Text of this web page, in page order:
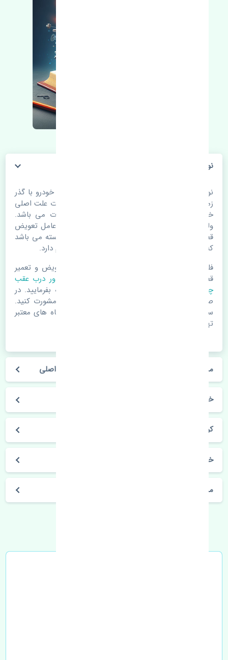
نوار دور درب عقب چپ کیا کوریس اصلی
نوار دور درب عقب چپ کیا کوریس اصلی. قطعات خودرو با گذر
زمان و طی مسافت مستحلک می شوند. اغلب اوقات علت اصلی
خرابی لوازم یدکی اتومبیل مستحلک شدن قطعات می باشد.
ولی دلایلی مثل تصادفات و حوادث نیز می تواند عامل تعویض
قطعات یدکی باشد. خودرو مجموعه ای به هم پیوسته می باشد
که هر قطعه روی قطعه یا قطعات دیگر تاثیر مستقیم دارد.
فلذا در صورت خرابی در اسرع زمان نسبت به تعویض و تعمیر
قطعات یدکی اقدام فرمایید. در زمان
خرید نوار دور درب عقب
چپ
به اصلی بودن و کیفیت قطعات بسیار توجه بفرمایید. در
صورت نیاز با مکانیک و کارشناسان در این زمینه مشورت کنید.
سعی خود را بفرمایید تا قطعات یدکی را از فروشگاه های معتبر
تهیه بفرمایید.
مشخصات فنی نوار دور درب عقب چپ کیا کوریس اصلی
خودروسازی کیا
کوریس
خرید نوار دور درب عقب چپ کیا کوریس اصلی
مشخصات فنی اتومبیل